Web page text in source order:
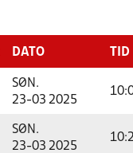
DATO TID
SØN.
23-03 2025
SØN.
23-03 2025